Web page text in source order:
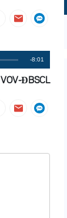
Remaining
Time
-8:01
VOV-ĐBSCL